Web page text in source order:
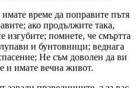
време да поправите пътя
ако продължите така,
изгубите; помнете, че смъртта
и бунтовници; веднага
Не съм доволен да ви
и имате вечна живот.